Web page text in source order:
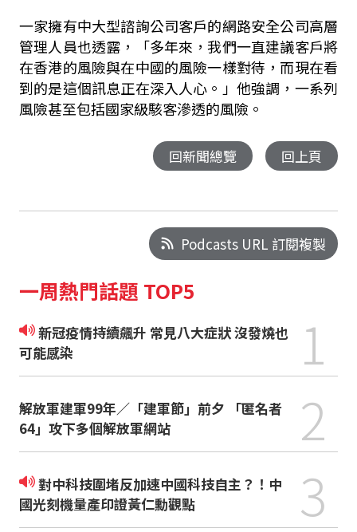
一家擁有中大型諮詢公司客戶的網路安全公司高層
管理人員也透露，「多年來，我們一直建議客戶將
在香港的風險與在中國的風險一樣對待，而現在看
到的是這個訊息正在深入人心。」他強調，一系列
風險甚至包括國家級駭客滲透的風險。
回新聞總覽 回上頁
Podcasts URL 訂閱複製
一周熱門話題 TOP5
新冠疫情持續飆升 常見八大症狀 沒發燒也
可能感染
1
解放軍建軍99年／「建軍節」前夕 「匿名者
64」攻下多個解放軍網站
2
對中科技圍堵反加速中國科技自主？！中
國光刻機量產印證黃仁勳觀點
3